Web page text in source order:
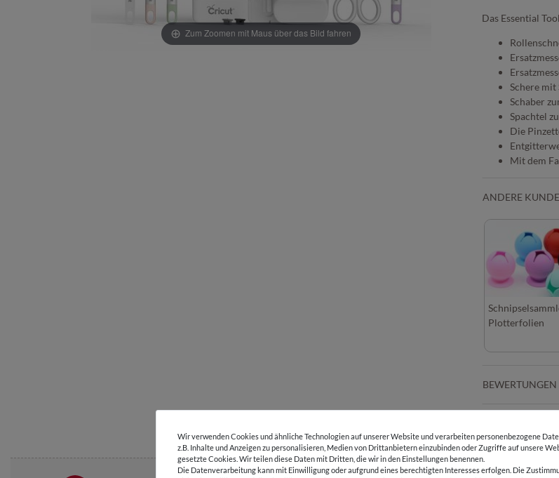
Zum Zoomen mit Maus über das Bild fahren
Das Essential
Schere mit
Schaber
Spachtel
Die
Mit dem
ANDERE
Plotterfolien
BEWERTUNGEN
Wir verwenden Cookies und ähnliche Technologien auf unserer Website und verarbeiten personenbezogene
z.B. Inhalte und Anzeigen zu personalisieren, Medien von Drittanbietern einzubinden oder Zugriffe auf unsere
gesetzte Cookies. Wir teilen diese Daten mit Dritten, die wir in den Einstellungen benennen.
Die Datenverarbeitung kann mit Einwilligung oder aufgrund eines berechtigten Interesses erfolgen. Die